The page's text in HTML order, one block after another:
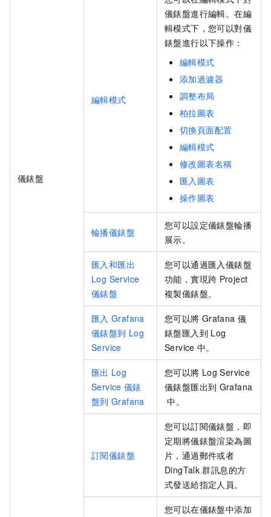
儀錶盤
編輯模式
儀錶盤進行編輯。在編
輯模式下，您可以對儀
錶盤進行以下操作：
編輯模式
添加過濾器
調整布局
柏拉圖表
切換頁面配置
編輯模式
修改圖表名稱
匯入圖表
操作圖表
輪播儀錶盤
您可以設定儀錶盤輪播
展示。
匯入和匯出
Log Service
儀錶盤
您可以通過匯入儀錶盤
功能，實現跨 Project
複製儀錶盤。
匯入 Grafana
儀錶盤到 Log
Service
您可以將 Grafana 儀
錶盤匯入到 Log
Service 中。
匯出 Log
Service 儀錶
盤到 Grafana
您可以將 Log Service
儀錶盤匯出到 Grafana
中。
訂閱儀錶盤
您可以訂閱儀錶盤，即
定期將儀錶盤渲染為圖
片，通過郵件或者
DingTalk 群訊息的方
式發送給指定人員。
您可以在儀錶盤中添加